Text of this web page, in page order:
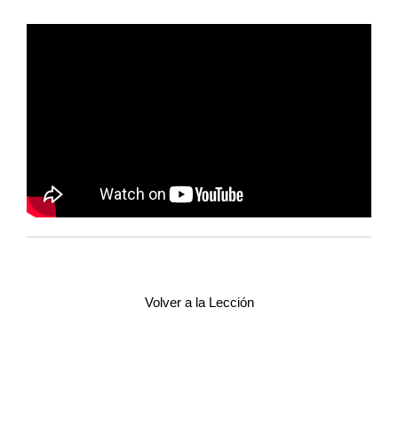
Volver a la Lección